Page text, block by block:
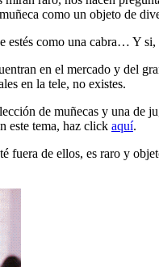
como un objeto de
estés como una cabra… Y
en el mercado y del
en la tele, no existes.
de muñecas y una de
este tema, haz click aquí.
fuera de ellos, es raro y